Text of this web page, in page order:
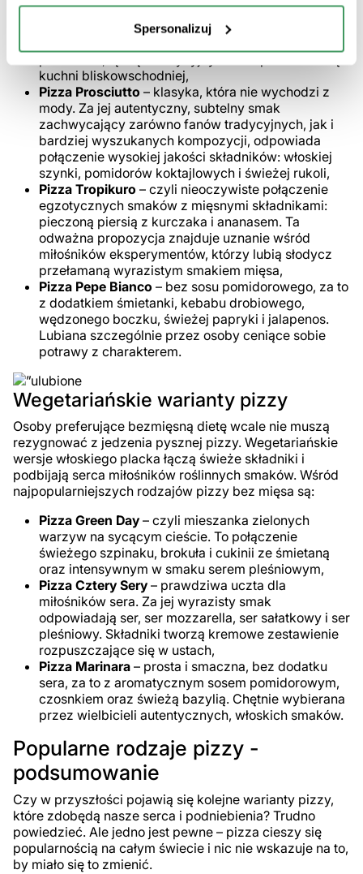
Spersonalizuj
Pizza Kebab– z soczystymi kawałkami idealnie
przyprawionego kebabu drobiowego, białą cebulą,
kuchni bliskowschodniej,
Pizza Prosciutto – klasyka, która nie wychodzi z
mody. Za jej autentyczny, subtelny smak
zachwycający zarówno fanów tradycyjnych, jak i
bardziej wyszukanych kompozycji, odpowiada
połączenie wysokiej jakości składników: włoskiej
szynki, pomidorów koktajlowych i świeżej rukoli,
Pizza Tropikuro – czyli nieoczywiste połączenie
egzotycznych smaków z mięsnymi składnikami:
pieczoną piersią z kurczaka i ananasem. Ta
odważna propozycja znajduje uznanie wśród
miłośników eksperymentów, którzy lubią słodycz
przełamaną wyrazistym smakiem mięsa,
Pizza Pepe Bianco – bez sosu pomidorowego, za to
z dodatkiem śmietanki, kebabu drobiowego,
wędzonego boczku, świeżej papryki i jalapenos.
Lubiana szczególnie przez osoby ceniące sobie
potrawy z charakterem.
Wegetariańskie warianty pizzy
Osoby preferujące bezmięsną dietę wcale nie muszą
rezygnować z jedzenia pysznej pizzy. Wegetariańskie
wersje włoskiego placka łączą świeże składniki i
podbijają serca miłośników roślinnych smaków. Wśród
najpopularniejszych rodzajów pizzy bez mięsa są:
Pizza Green Day – czyli mieszanka zielonych
warzyw na sycącym cieście. To połączenie
świeżego szpinaku, brokuła i cukinii ze śmietaną
oraz intensywnym w smaku serem pleśniowym,
Pizza Cztery Sery – prawdziwa uczta dla
miłośników sera. Za jej wyrazisty smak
odpowiadają ser, ser mozzarella, ser sałatkowy i ser
pleśniowy. Składniki tworzą kremowe zestawienie
rozpuszczające się w ustach,
Pizza Marinara – prosta i smaczna, bez dodatku
sera, za to z aromatycznym sosem pomidorowym,
czosnkiem oraz świeżą bazylią. Chętnie wybierana
przez wielbicieli autentycznych, włoskich smaków.
Popularne rodzaje pizzy -
podsumowanie
Czy w przyszłości pojawią się kolejne warianty pizzy,
które zdobędą nasze serca i podniebienia? Trudno
powiedzieć. Ale jedno jest pewne – pizza cieszy się
popularnością na całym świecie i nic nie wskazuje na to,
by miało się to zmienić.